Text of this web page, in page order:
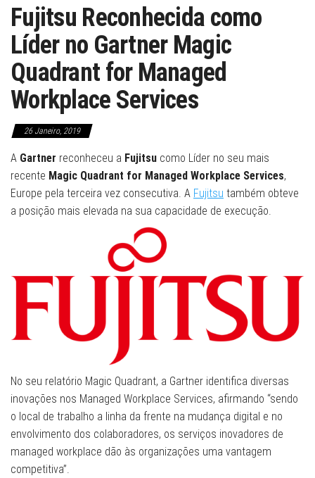
Fujitsu Reconhecida como
Líder no Gartner Magic
Quadrant for Managed
Workplace Services
26 Janeiro, 2019
A Gartner reconheceu a Fujitsu como Líder no seu mais
recente Magic Quadrant for Managed Workplace Services,
Europe pela terceira vez consecutiva. A Fujitsu também obteve
a posição mais elevada na sua capacidade de execução.
No seu relatório Magic Quadrant, a Gartner identifica diversas
inovações nos Managed Workplace Services, afirmando “sendo
o local de trabalho a linha da frente na mudança digital e no
envolvimento dos colaboradores, os serviços inovadores de
managed workplace dão às organizações uma vantagem
competitiva”.